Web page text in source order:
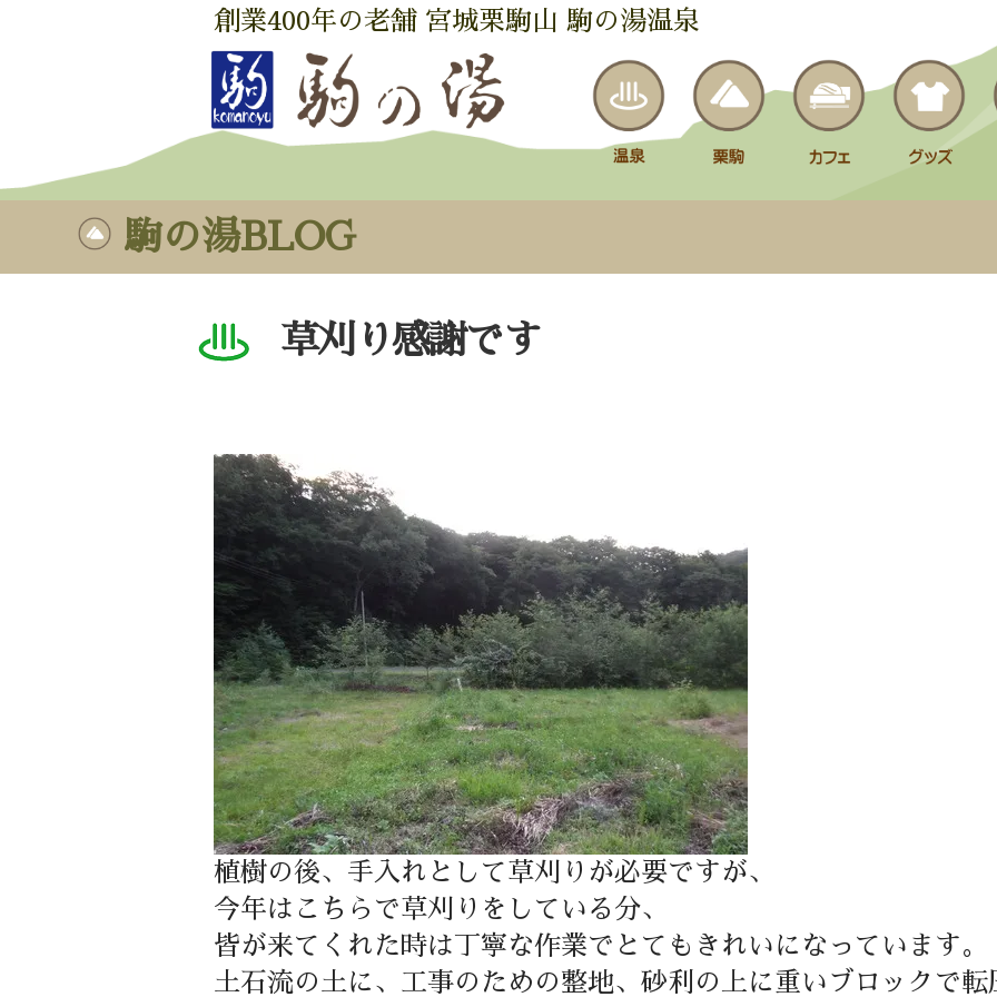
創業400年の老舗 宮城栗駒山 駒の湯温泉
駒の湯BLOG
草刈り感謝です
植樹の後、手入れとして草刈りが必要ですが、
今年はこちらで草刈りをしている分、
皆が来てくれた時は丁寧な作業でとてもきれいになっています。
土石流の土に、工事のための整地、砂利の上に重いブロックで